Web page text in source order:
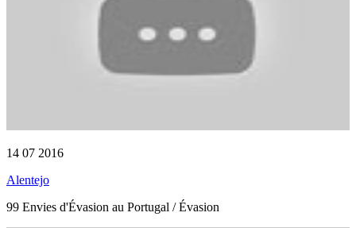
14 07 2016
Alentejo
99 Envies d'Évasion au Portugal / Évasion